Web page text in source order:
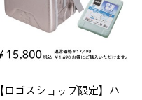
【ロゴスショップ限定】ハ